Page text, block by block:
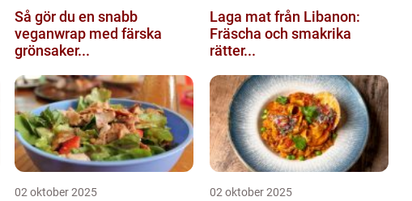
Så gör du en snabb
veganwrap med färska
grönsaker...
Laga mat från Libanon:
Fräscha och smakrika
rätter...
02 oktober 2025 02 oktober 2025